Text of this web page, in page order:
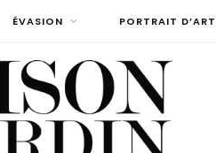
ÉVASION PORTRAIT